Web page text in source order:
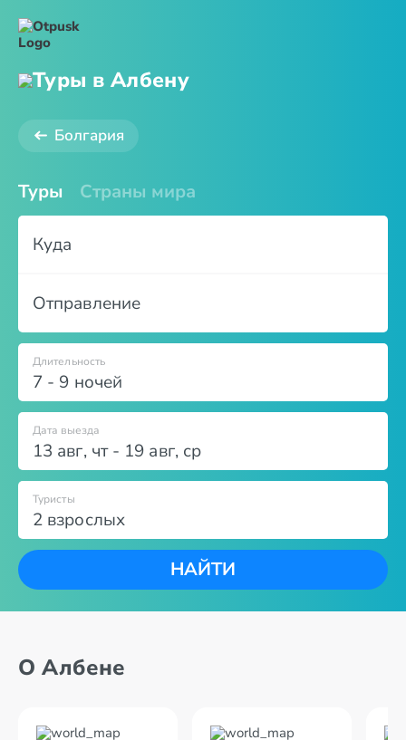
Туры в Албену
Болгария
Туры Страны мира
Куда
Отправление
7 - 9 ночей
Длительность
Дата выезда
13 авг, чт- 19 авг, ср
2 взрослых
Туристы
НАЙТИ
О Албене